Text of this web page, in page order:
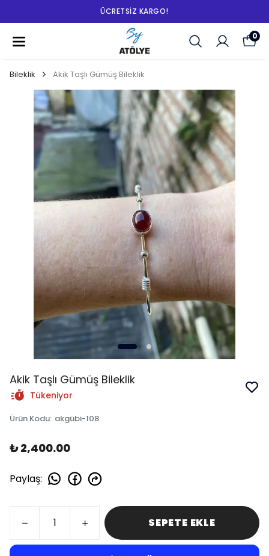
ÜCRETSIZ KARGO!
0
Bileklik Akik Taşlı Gümüş Bileklik
Akik Taşlı Gümüş Bileklik
Tükeniyor
Ürün Kodu: akgübi-108
₺ 2,400.00
Paylaş:
SEPETE EKLE